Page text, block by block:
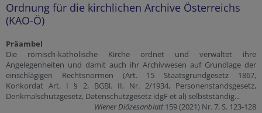
Ordnung für die kirchlichen Archive Österreichs
(KAO-Ö)
Präambel
Die römisch-katholische Kirche ordnet und verwaltet ihre
Angelegenheiten und damit auch ihr Archivwesen auf Grundlage der
einschlägigen Rechtsnormen (Art. 15 Staatsgrundgesetz 1867,
Konkordat Art. I § 2, BGBl. II, Nr. 2/1934, Personenstandsgesetz,
Denkmalschutzgesetz, Datenschutzgesetz idgF et al) selbstständig...
Wiener Diözesanblatt159 (2021) Nr. 7, S. 123-128